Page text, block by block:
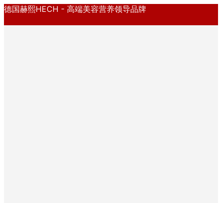
德国赫熙HECH - 高端美容营养领导品牌